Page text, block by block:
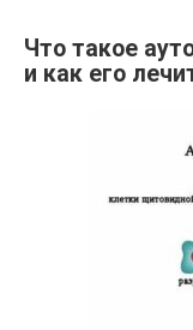
Что такое
и как его